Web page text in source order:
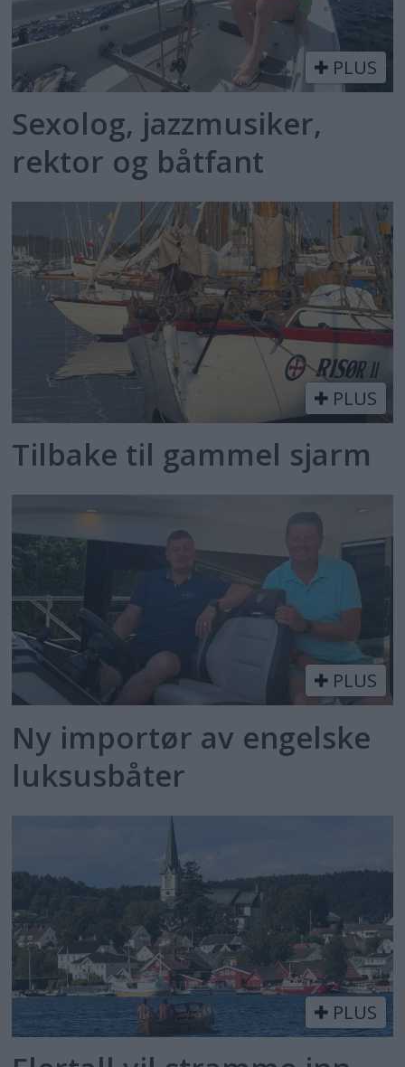
PLUS
Sexolog, jazzmusiker,
rektor og båtfant
PLUS
Tilbake til gammel sjarm
PLUS
Ny importør av engelske
luksusbåter
PLUS